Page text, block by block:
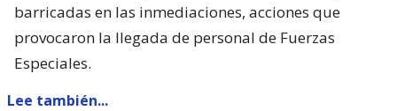
barricadas en las inmediaciones, acciones que
provocaron la llegada de personal de Fuerzas
Especiales.
Lee también...